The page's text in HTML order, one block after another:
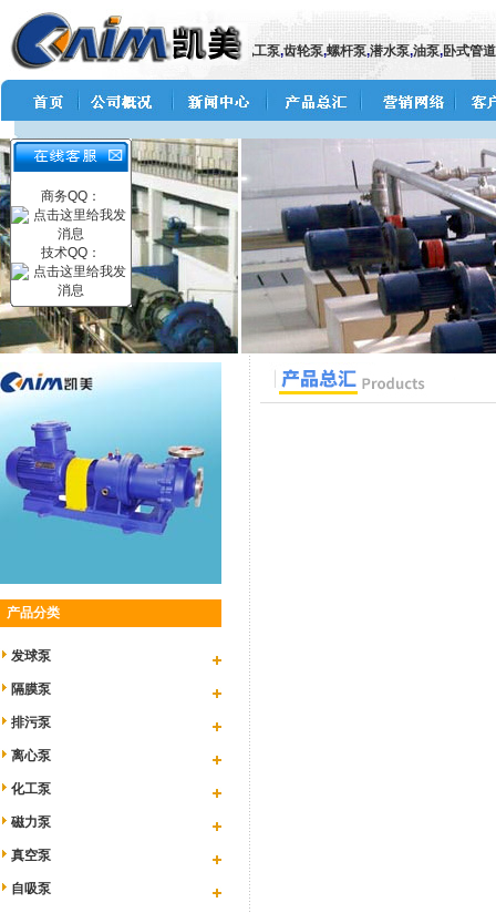
吸泵 ,隔膜泵,气动隔膜泵,电动隔膜泵,化工泵,齿轮泵,螺杆泵,潜水泵,油泵,卧式管道离
产品分类
发球泵
隔膜泵
排污泵
离心泵
化工泵
磁力泵
真空泵
自吸泵
商务QQ：
技术QQ：